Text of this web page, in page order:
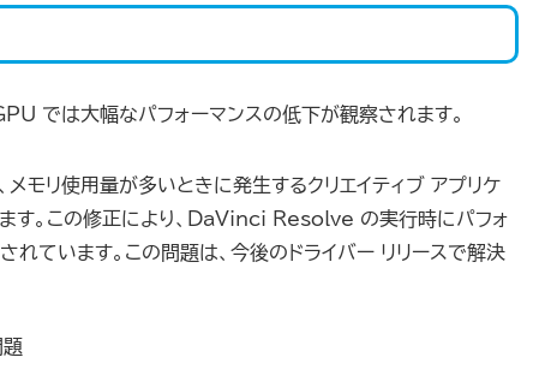
は大幅なパフォーマンスの低下が観察されます。
リ使用量が多いときに発生するクリエイティブ アプリケ
す。この修正により、DaVinci Resolve の実行時にパフォ
ています。この問題は、今後のドライバー リリースで解決